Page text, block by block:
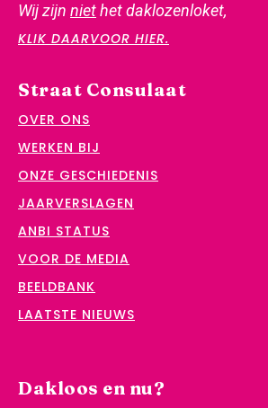
Wij zijn niethet daklozenloket,
KLIK DAARVOOR HIER.
Straat Consulaat
OVER ONS
WERKEN BIJ
ONZE GESCHIEDENIS
JAARVERSLAGEN
ANBI STATUS
VOOR DE MEDIA
BEELDBANK
LAATSTE NIEUWS
Dakloos en nu?